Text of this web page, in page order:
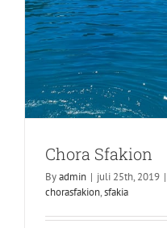
Chora Sfakion
Byadmin | juli 25th, 2019 |
chorasfakion,sfakia